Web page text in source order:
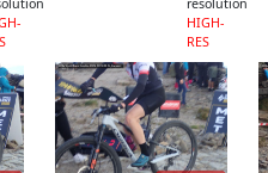
resolution
HIGH-
RES